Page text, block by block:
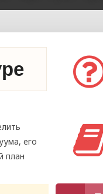
его
план